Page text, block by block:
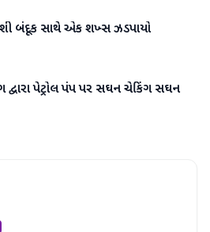
બંદૂક સાથે એક શખ્સ ઝડપાયો
પેટ્રોલ પંપ પર સઘન ચેકિંગ સઘન